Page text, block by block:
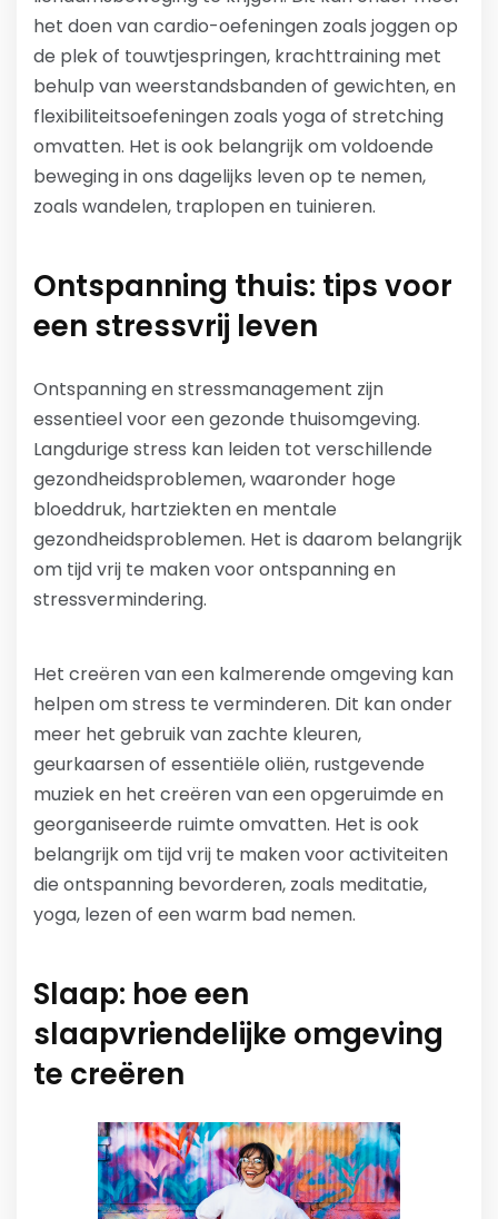
het doen van cardio-oefeningen zoals joggen op
de plek of touwtjespringen, krachttraining met
behulp van weerstandsbanden of gewichten, en
flexibiliteitsoefeningen zoals yoga of stretching
omvatten. Het is ook belangrijk om voldoende
beweging in ons dagelijks leven op te nemen,
zoals wandelen, traplopen en tuinieren.
Ontspanning thuis: tips voor
een stressvrij leven
Ontspanning en stressmanagement zijn
essentieel voor een gezonde thuisomgeving.
Langdurige stress kan leiden tot verschillende
gezondheidsproblemen, waaronder hoge
bloeddruk, hartziekten en mentale
gezondheidsproblemen. Het is daarom belangrijk
om tijd vrij te maken voor ontspanning en
stressvermindering.
Het creëren van een kalmerende omgeving kan
helpen om stress te verminderen. Dit kan onder
meer het gebruik van zachte kleuren,
geurkaarsen of essentiële oliën, rustgevende
muziek en het creëren van een opgeruimde en
georganiseerde ruimte omvatten. Het is ook
belangrijk om tijd vrij te maken voor activiteiten
die ontspanning bevorderen, zoals meditatie,
yoga, lezen of een warm bad nemen.
Slaap: hoe een
slaapvriendelijke omgeving
te creëren